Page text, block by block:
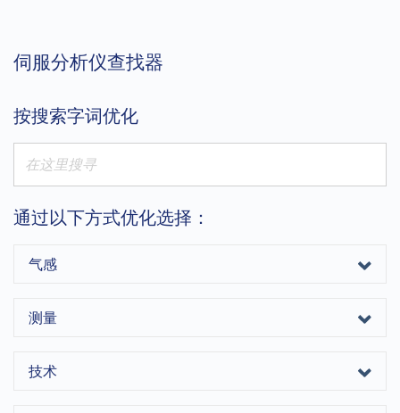
伺服分析仪查找器
按搜索字词优化
通过以下方式优化选择：
气感
测量
技术